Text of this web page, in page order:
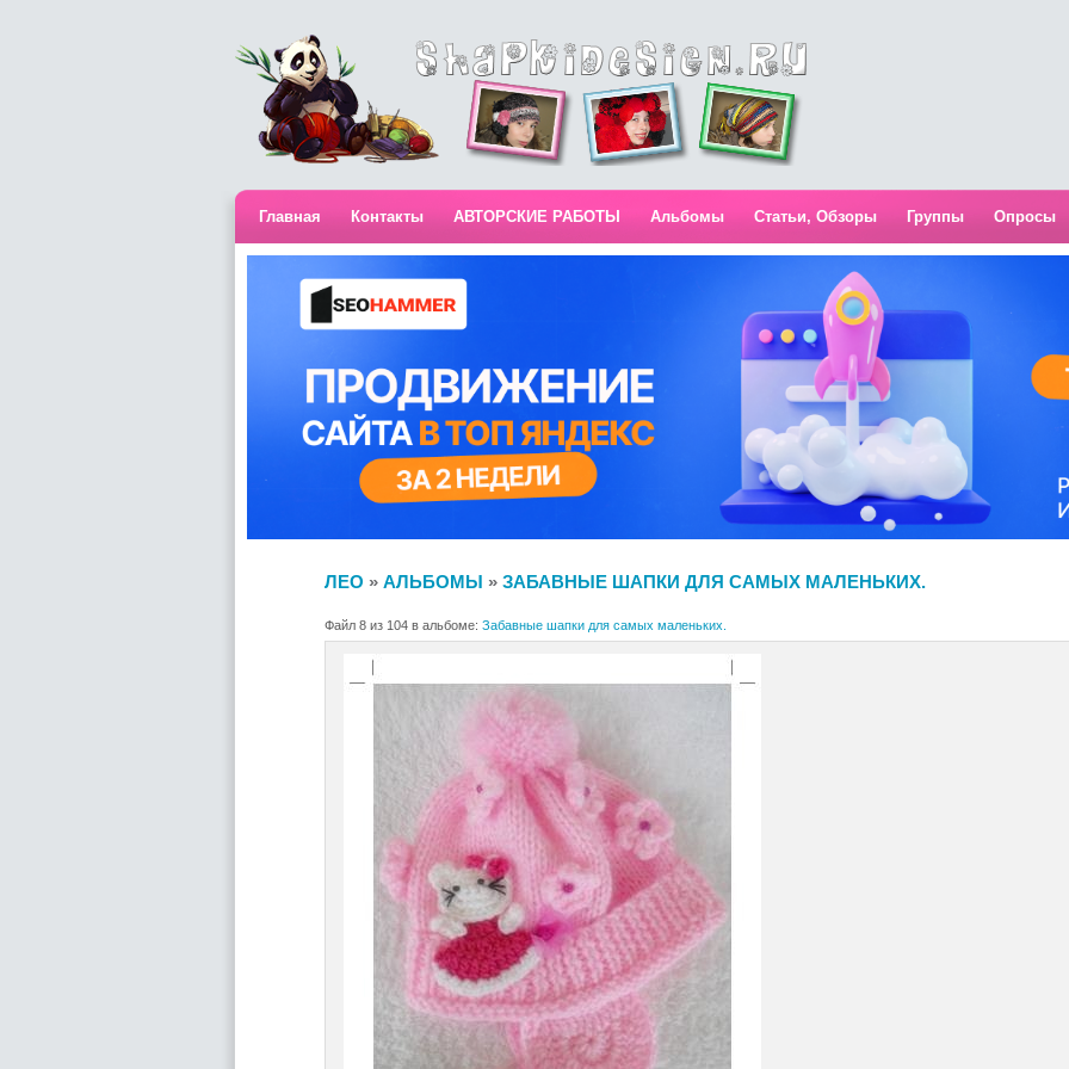
Главная Контакты АВТОРСКИЕ РАБОТЫ Альбомы Статьи, Обзоры Группы Опросы
ЛЕО » АЛЬБОМЫ » ЗАБАВНЫЕ ШАПКИ ДЛЯ САМЫХ МАЛЕНЬКИХ.
Файл 8 из 104 в альбоме: Забавные шапки для самых маленьких.